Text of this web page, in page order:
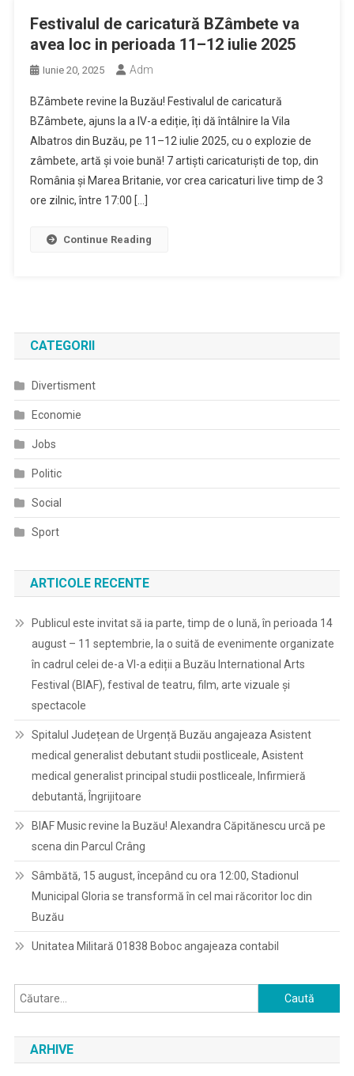
Festivalul de caricatură BZâmbete va
avea loc in perioada 11–12 iulie 2025
Iunie 20, 2025 Adm
BZâmbete revine la Buzău! Festivalul de caricatură
BZâmbete, ajuns la a IV-a ediție, îți dă întâlnire la Vila
Albatros din Buzău, pe 11–12 iulie 2025, cu o explozie de
zâmbete, artă și voie bună! 7 artiști caricaturiști de top, din
România și Marea Britanie, vor crea caricaturi live timp de 3
ore zilnic, între 17:00 […]
Continue Reading
CATEGORII
Divertisment
Economie
Jobs
Politic
Social
Sport
ARTICOLE RECENTE
Publicul este invitat să ia parte, timp de o lună, în perioada 14
august – 11 septembrie, la o suită de evenimente organizate
în cadrul celei de-a VI-a ediții a Buzău International Arts
Festival (BIAF), festival de teatru, film, arte vizuale și
spectacole
Spitalul Județean de Urgență Buzău angajeaza Asistent
medical generalist debutant studii postliceale, Asistent
medical generalist principal studii postliceale, Infirmieră
debutantă, Îngrijitoare
BIAF Music revine la Buzău! Alexandra Căpitănescu urcă pe
scena din Parcul Crâng
Sâmbătă, 15 august, începând cu ora 12:00, Stadionul
Municipal Gloria se transformă în cel mai răcoritor loc din
Buzău
Unitatea Militară 01838 Boboc angajeaza contabil
Caută
după:
ARHIVE